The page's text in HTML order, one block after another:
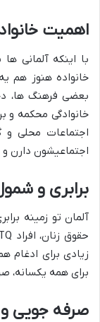
اهمیت
با اینکه آلمانی
خانواده هنوز هم
بعضی فرهنگ ها،
خانوادگی محکمه
اجتماعات محلی
اجتماعیشون دارن
برابری و
آلمان تو زمینه
زیادی برای ادغام
برای همه یکسانه،